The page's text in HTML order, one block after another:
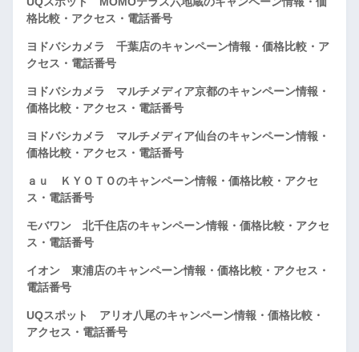
格比較・アクセス・電話番号
ヨドバシカメラ 千葉店のキャンペーン情報・価格比較・ア
クセス・電話番号
ヨドバシカメラ マルチメディア京都のキャンペーン情報・
価格比較・アクセス・電話番号
ヨドバシカメラ マルチメディア仙台のキャンペーン情報・
価格比較・アクセス・電話番号
ａｕ ＫＹＯＴＯのキャンペーン情報・価格比較・アクセ
ス・電話番号
モバワン 北千住店のキャンペーン情報・価格比較・アクセ
ス・電話番号
イオン 東浦店のキャンペーン情報・価格比較・アクセス・
電話番号
UQスポット アリオ八尾のキャンペーン情報・価格比較・
アクセス・電話番号